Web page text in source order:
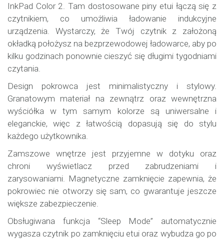
InkPad Color 2. Tam dostosowane piny etui łączą się z
czytnikiem, co umożliwia ładowanie indukcyjne
urządzenia. Wystarczy, że Twój czytnik z założoną
okładką położysz na bezprzewodowej ładowarce, aby po
kilku godzinach ponownie cieszyć się długimi tygodniami
czytania.
Design pokrowca jest minimalistyczny i stylowy.
Granatowym materiał na zewnątrz oraz wewnętrzna
wyściółka w tym samym kolorze są uniwersalne i
eleganckie, więc z łatwością dopasują się do stylu
każdego użytkownika.
Zamszowe wnętrze jest przyjemne w dotyku oraz
chroni wyświetlacz przed zabrudzeniami i
zarysowaniami. Magnetyczne zamknięcie zapewnia, że
pokrowiec nie otworzy się sam, co gwarantuje jeszcze
większe zabezpieczenie.
Obsługiwana funkcja “Sleep Mode” automatycznie
wygasza czytnik po zamknięciu etui oraz wybudza go po